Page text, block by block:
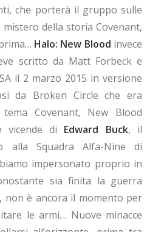
che porterà il gruppo sulle
della storia Covenant,
Halo: New Blood invece
scritto da Matt Forbeck e
il 2 marzo 2015 in versione
da Broken Circle che era
Covenant, New Blood
vicende di Edward Buck, il
alla Squadra Alfa-Nine di
impersonato proprio in
sia finita la guerra
non è ancora il momento per
le armi… Nuove minacce